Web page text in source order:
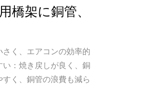
橋架に銅管、
く、エアコンの効率的
：焼き戻しが良く、銅
く、銅管の浪費も減ら